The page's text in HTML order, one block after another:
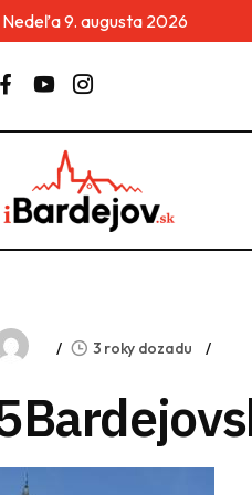
Nedeľa 9. augusta 2026
3 roky dozadu